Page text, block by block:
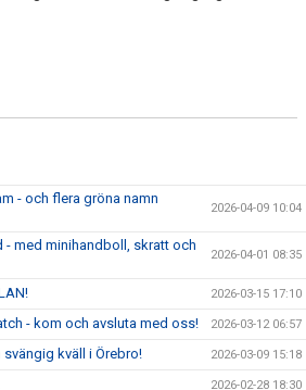
- och flera gröna namn
2026-04-09 10:04
- med minihandboll, skratt och
2026-04-01 08:35
2026-03-15 17:10
- kom och avsluta med oss! 2026-03-12 06:57
kväll i Örebro! 2026-03-09 15:18
2026-02-28 18:30